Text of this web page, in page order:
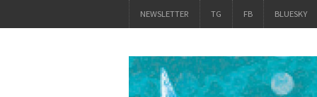
NEWSLETTER TG FB BLUESKY